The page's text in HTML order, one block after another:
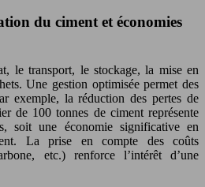
du ciment et économies
le transport, le stockage, la mise en
Une gestion optimisée permet des
exemple, la réduction des pertes de
de 100 tonnes de ciment représente
soit une économie significative en
La prise en compte des coûts
etc.) renforce l’intérêt d’une